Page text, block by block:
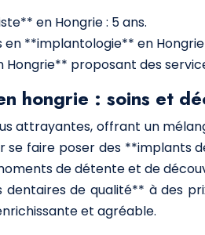
en Hongrie : 5 ans.
**implantologie** en Hongrie
proposant des
hongrie : soins et
attrayantes, offrant un
se faire poser des
de détente et de
de qualité** à des
et agréable.